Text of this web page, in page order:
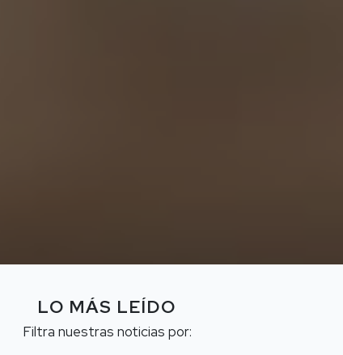
LO MÁS LEÍDO
Filtra nuestras noticias por: